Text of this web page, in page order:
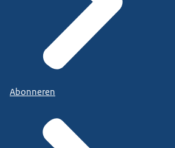
Abonneren